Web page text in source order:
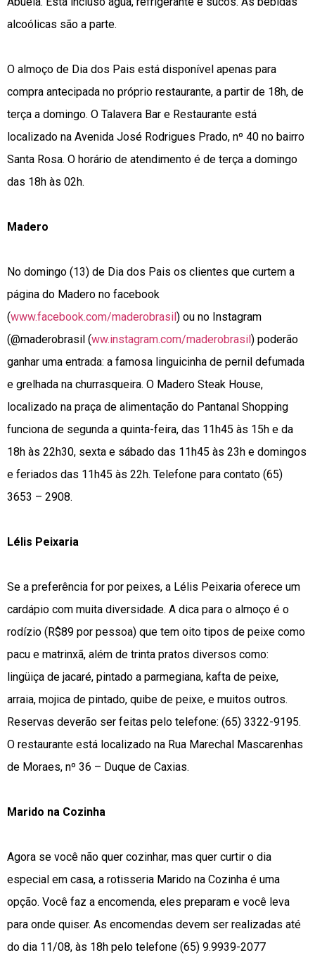
alcoólicas são a parte.
O almoço de Dia dos Pais está disponível apenas para
compra antecipada no próprio restaurante, a partir de 18h, de
terça a domingo. O Talavera Bar e Restaurante está
localizado na Avenida José Rodrigues Prado, nº 40 no bairro
Santa Rosa. O horário de atendimento é de terça a domingo
das 18h às 02h.
Madero
No domingo (13) de Dia dos Pais os clientes que curtem a
página do Madero no facebook
(www.facebook.com/maderobrasil ) ou no Instagram
(@maderobrasil (ww.instagram.com/maderobrasil ) poderão
ganhar uma entrada: a famosa linguicinha de pernil defumada
e grelhada na churrasqueira. O Madero Steak House,
localizado na praça de alimentação do Pantanal Shopping
funciona de segunda a quinta-feira, das 11h45 às 15h e da
18h às 22h30, sexta e sábado das 11h45 às 23h e domingos
e feriados das 11h45 às 22h. Telefone para contato (65)
3653 – 2908.
Lélis Peixaria
Se a preferência for por peixes, a Lélis Peixaria oferece um
cardápio com muita diversidade. A dica para o almoço é o
rodízio (R$89 por pessoa) que tem oito tipos de peixe como
pacu e matrinxã, além de trinta pratos diversos como:
lingüiça de jacaré, pintado a parmegiana, kafta de peixe,
arraia, mojica de pintado, quibe de peixe, e muitos outros.
Reservas deverão ser feitas pelo telefone: (65) 3322-9195.
O restaurante está localizado na Rua Marechal Mascarenhas
de Moraes, nº 36 – Duque de Caxias.
Marido na Cozinha
Agora se você não quer cozinhar, mas quer curtir o dia
especial em casa, a rotisseria Marido na Cozinha é uma
opção. Você faz a encomenda, eles preparam e você leva
para onde quiser. As encomendas devem ser realizadas até
do dia 11/08, às 18h pelo telefone (65) 9.9939-2077